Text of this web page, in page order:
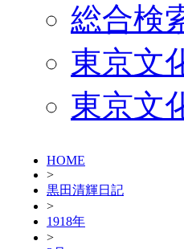
総合検
東京文
東京文
HOME
>
黒田清輝日記
>
1918年
>